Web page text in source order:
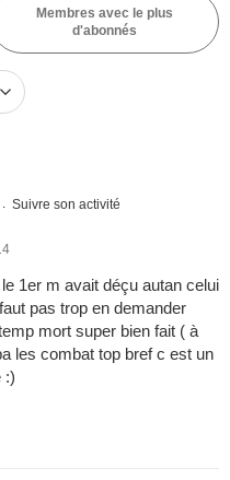
Membres avec le plus
d'abonnés
Suivre son activité
1er m avait déçu autan celui
pas trop en demander
mort super bien fait ( à
les combat top bref c est un
:)